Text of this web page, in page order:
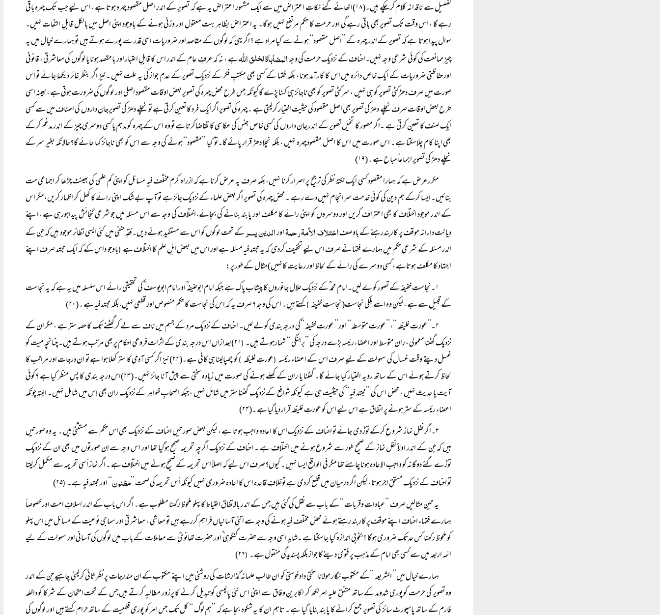
تفصیل سے ناقدانہ کلام کرچکے ہیں۔(۱۸)اٹھائے گئے نکاتِ اعتراض میں سے ایک مشہور اعتراض یہ ہے کہ تصویر کے اندر اصل مقصود چہرہ ہوتا ہے ، اس لیے جب تک چہرہ باقی
رہے گا ، اس وقت تک تصویر بھی باقی رہے گی اور حرمت کا حکم مرتفع نہیں ہوگا۔ یہ اعتراض بظاہر بہت معقول اور وزنی ہونے کے باوجود اپنی اصل میں بالکل قابلِ التفات نہیں۔
سوال پیدا ہوتا ہے کہ تصویر کے اندر چہرہ کے ’’اصل مقصود‘‘ ہونے سے کیا مراد ہے ؟اگر یہی کہ لوگوں کے مقاصد اور ضروریات اسی قدر سے پورے ہوتے ہیں تو ہمارے خیال میں یہ
چیز ممانعت کی کوئی شرعی وجہ نہیں۔احناف کے نزدیک حرمت کی وجہالمضاہاۃ لخلق اللہہے ، نہ کہ عرفِ عام کے اندر اس کا قابلِ اعتبار اور بامقصد ہونا یا لوگوں کی معاشرتی ، قانونی
اور حفاظتی ضروریات کے ایک خاص دائرہ میں اس کا کارآمد ہونا ، بلکہ فقہا کے کسی بھی مکتبِ فکر کے نزدیک تصویر کے عدمِ جواز کی یہ علت نہیں ۔نیز اگر بنظر غائر دیکھا جائے تو اِس
صورت میں صرف دھڑکٹی تصویر کو ہی نہیں ، سرکٹی تصویر کو بھی ناجائز ہی کہنا پڑے گاکیونکہ جس طرح محض چہرہ کی تصویر بعض اوقات مقصودِ اصلی اور لوگوں کی ضرورت ہوتی ہے ، بعینہ اسی
طرح بعض اوقات صرف نچلے دھڑ کی تصویر بھی اصل مقصود کی حیثیت اختیار کرلیتی ہے ۔چہرہ کی تصویر اگر ایک فرد کا تعین کرتی ہے تو نچلے دھڑ کی تصویرجان داروں کی اصناف میں سے کسی
ایک صنف کا تعین کرتی ہے ۔اگر مصور کا تخیل تصویر کے اندر جان داروں کی کسی خاص جنس کی عکاسی کا تقاضاکرتاہے تو وہ اس کے چہرہ کو مدہم یاکسی دوسری چیز کے اندر مدغم کرکے
بھی اپنا کام چلاسکتا ہے۔ اس صورت میں اس کا اصل مقصود چہرہ نہیں ، بلکہ نچلا دھڑ قرار پائے گا۔تو کیا ’’مقصود‘‘ ہونے کی وجہ سے اِس کو بھی ناجائز کہا حائے گا؟حالانکہ بغیر سر کے
نچلے دھڑ کی تصویر اجماعاً مباح ہے ۔(۱۹)
مکررعرض ہے کہ ہمارا مقصود کسی ایک نکتۂ نظر کی ترجیح پر اصرار کرنا نہیں، بلکہ صرف یہ عرض کرنا ہے کہ ازراہِ کرم مختلف فیہ مسائل کو اپنی کم علمی کی بھینٹ چڑھا کر اجماعی مت
بنائیں۔ ایسا کرکے ہم دین کی کوئی خدمت سرانجام نہیں دے رہے ۔ محض چہرہ کی تصویر اگر بعض علماء کے نزدیک جائز ہے تو آپ بے شک اپنی رائے کا کھل کر اظہار کریں،مگر اس
کے اندر موجود اختلاف کا بھی اعتراف کریں اور دوسروں کو اپنی رائے کا مکلف اور پابند بنانے کی بجائے،اختلاف کی وجہ سے اس مسئلہ میں جو شرعی گنجائش پیداہورہی ہے ،اپنے
دیانت دارانہ موقف پر کاربندرہنے کے باوصفاختلاف الأمۃ رحمۃاورالدین یسرکے تحت لوگوں کو اس سے مستفید ہونے دیں۔فقہِ حنفی میں کئی ایسی نظائر موجود ہیں کہ جن کے
اندر مسئلہ کے شرعی حکم میں ہمارے فقہا نے صرف اس لیے تخفیف کردی کہ یہ مجتہدفیہ مسئلہ ہے اور اس میں بعض اہلِ علم کا اختلاف ہے (باوجو داس کے کہ ایک مجتہد صرف اپنے
اجتہاد کا مکلف ہوتاہے ، کسی دوسرے کی رائے کے لحاظ اور رعایت کانہیں)مثال کے طور پر:
۱۔نجاستِ خفیفہ کے تصور کو لے لیں۔ امام محمد ؒ کے نزدیک حلال جانوروں کا پیشاب پاک ہے جبکہ امام ابوحنیفہ ؒ اور امام ابویوسف ؒ کی تحقیقی رائے اس سلسلہ میں یہ ہے کہ یہ نجاست
کے قبیل سے ہے ،لیکن وہ اسے ہلکی نجاست(نجاستِ خفیفہ )کہتے ہیں۔ اس کی وجہ ؟ صرف یہ کہ اِس کی نجاست کا حکم منصوص اور قطعی نہیں،بلکہ مجتہدفیہ ہے ۔(۲۰)
۲۔’’عورتِ غلیظہ ‘‘،’’عورتِ متوسطہ‘‘ اور’’ عورتِ خفیفہ ‘‘کی درجہ بندی کو لے لیں۔ احناف کے نزدیک مرد کے جسم میں ناف سے لے کر گھٹنے تک کا حصہ ستر ہے ، مگر ان کے
نزدیک گھٹنا معمولی ، ران متوسط اور اعضاءِ رئیسہ بڑے درجہ کی ’’برہنگی ‘‘ شمارہوتے ہیں۔ (
۲۱)بعدازاں اس درجہ بندی کے اثرات فروعی احکام پر بھی مرتب ہوتے ہیں۔ چنانچہ میت کو
غسل دیتے وقت غسال کی سہولت کے لیے صرف اس کے اعضاءِ رئیسہ (عورتِ غلیظہ )
کو چھپالینا ہی کافی ہے۔(۲۲)نیز اگر کسی آدمی کا ستر کھلا ہوا ہے تو اِن درجات اور مراتب کا
لحاظ کرتے ہوئے اس کے ساتھ رویہ اختیار کیا جائے گا۔ گھٹنا یا ران کے کھلے ہونے کی صورت میں زیادہ سختی سے پیش آنا جائز نہیں۔(۲۳)اس درجہ بندی کا پسِ منظر کیا ہے ؟کوئی
آیت یا حدیث نہیں ، محض اس کی ’’مجتہد فیہ‘‘ کی حیثیت ہی ہے کیونکہ شوافع کے نزدیک گھٹنا ستر میں شامل نہیں ، جبکہ اصحابِ ظواہر کے نزدیک ران بھی اِس میں شامل نہیں۔ البتہ چونکہ
اعضاءِ رئیسہ کے ستر ہونے پر اتفاق ہے اس لیے اس کو عورتِ غلیظہ قرار دیا گیا ہے ۔(۲۴)
۳۔اگر نفل نماز شروع کرکے توڑ دی جائے تو احناف کے نزدیک اس کا اعادہ واجب ہوتا ہے ، لیکن بعض صورتیں احناف کے نزدیک بھی اس حکم سے مستثنیٰ ہیں ۔ یہ وہ صورتیں
ہیں کہ جن کے اندر اولاًً نفل نماز کے صحیح طور سے شروع ہونے میں اختلاف ہے ۔ احناف کے نزدیک اگرچہ تحریمہ صحیح ہوگیا تھا اور اس وجہ سے اِن صورتوں میں بھی ان کے نزدیک
توڑے گئے دوگانہ کو واجب الاعادہ ہونا چاہئے تھا مگر فی الواقع ایسا نہیں۔ کیوں؟صرف اس لیے کہ اصلاً اس تحریمہ کے صحیح ہونے میں اختلاف ہے ۔ اگر نماز اُسی تحریمہ سے مکمل کرلیتا
تو احناف کے نزدیک مستحقِ اجر ہوتا ،لیکن اگر درمیان میں قطع کردی ہے توخلافِ قاعدہ اس کا اعادہ ضروری نہیں کیونکہ اُس تحریمہ کی صحت ’’ مظنون‘‘ اور مجتہد فیہ ہے۔ (۲۵)
یہ تین مثالیں صرف ’’عبادات وقربات ‘‘ کے باب سے نقل کی گئی ہیں جس کے اندر بالاتفاق احتیاط کا پہلو ملحوظ رکھنا مطلوب ہے۔ اگر اس باب کے اندر اسلافِ امت اور خصوصاً
ہمارے فقہاءِ احناف اپنے موقف پر کاربند رہتے ہوئے محض مختلف فیہ ہونے کی وجہ سے اتنی آسانیاں فراہم کررہے ہیں تو معاشی ، معاشرتی اور سماجی نوعیت کے مسائل میں اس پہلو
کو ملحوظ رکھنا کس حدتک ضروری ہوگا ؟بخوبی اندازہ کیا جاسکتا ہے ۔شاید اسی وجہ سے حضرت گنگوہی ؒ اور حضرت تھانویؒ سے معاملات کے باب میں لوگوں کی آسانی اور سہولت کے لیے
ائمہ اربعہ میں سے کسی بھی امام کے مذہب پر فتوی دینے کا جواز بلکہ پسندیدگی منقول ہے۔ (۲۶)
ہمارے خیال میں’’ الشریعہ ‘‘کے مکتوب نگار مولانا سختی داد خوستی کو ان طالب علمانہ گذارشات کی روشنی میں اپنے مکتوب کے ان مندرجات پر نظر ثانی کرلینی چاہیے جن کے اندر
وہ تصویر کی حرمت کو پوری شدومد کے ساتھ متفق علیہ امر لکھ کر اکابرینِ وفاق سے اپنی اس نئی پالیسی کو تبدیل کرنے کا پرزور مطالبہ کرتے ہیں جس کے تحت امتحان کے شرکا کو داخلہ
فارم کے ساتھ پاسپورٹ سائز کی تصویر جمع کرانے کا پابند بنایا گیا ہے ۔ تاہم ان کا یہ شکوہ بجا ہے کہ ’’ہم لوگ ‘‘ کل تک جس امر کو پوری قطعیت کے ساتھ حرام کہتے ہیں اور لوگوں کی